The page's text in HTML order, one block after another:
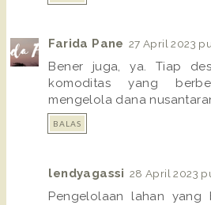
Farida Pane 27 April 2023
Bener juga, ya. Tiap
komoditas yang
mengelola dana
BALAS
lendyagassi 28 April 2023
Pengelolaan lahan yang